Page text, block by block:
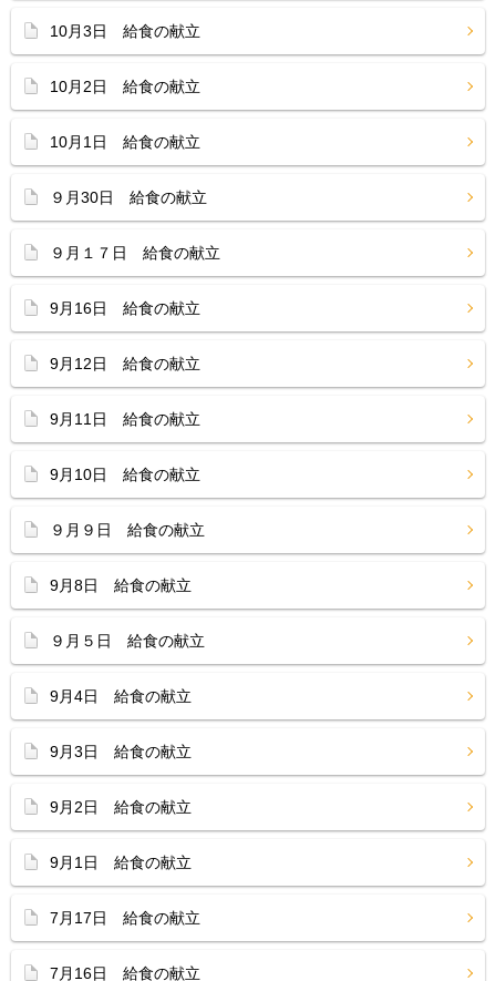
10月3日 給食の献立
10月2日 給食の献立
10月1日 給食の献立
９月30日 給食の献立
９月１７日 給食の献立
9月16日 給食の献立
9月12日 給食の献立
9月11日 給食の献立
9月10日 給食の献立
９月９日 給食の献立
9月8日 給食の献立
９月５日 給食の献立
9月4日 給食の献立
9月3日 給食の献立
9月2日 給食の献立
9月1日 給食の献立
7月17日 給食の献立
7月16日 給食の献立